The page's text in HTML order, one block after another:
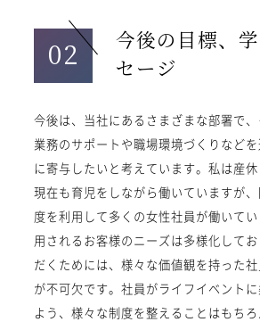
02
今後の目標、
セージ
今後は、当社にあるさまざまな部署で
業務のサポートや職場環境づくりなど
に寄与したいと考えています。私は産休
現在も育児をしながら働いていますが
度を利用して多くの女性社員が働いて
用されるお客様のニーズは多様化して
だくためには、様々な価値観を持った
が不可欠です。社員がライフイベント
よう、様々な制度を整えることはもち